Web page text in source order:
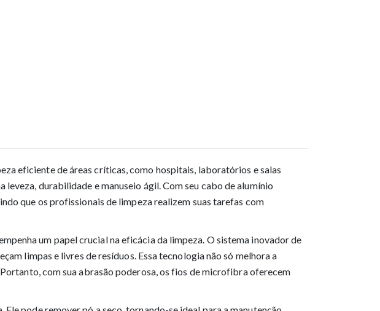
eficiente de áreas críticas, como hospitais, laboratórios e salas
durabilidade e manuseio ágil. Com seu cabo de alumínio
que os profissionais de limpeza realizem suas tarefas com
um papel crucial na eficácia da limpeza. O sistema inovador de
limpas e livres de resíduos. Essa tecnologia não só melhora a
com sua abrasão poderosa, os fios de microfibra oferecem